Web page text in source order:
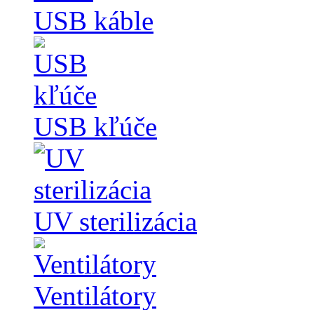
USB káble
USB kľúče
UV sterilizácia
Ventilátory